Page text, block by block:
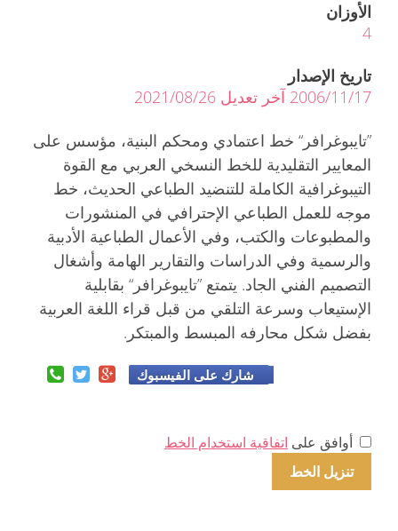
الأوزان
4
تاريخ الإصدار
2006/11/17 آخر تعديل 2021/08/26
”تايبوغرافر“ خط اعتمادي ومحكم البنية، مؤسس على
المعايير التقليدية للخط النسخي العربي مع القوة
التيبوغرافية الكاملة للتنضيد الطباعي الحديث، خط
موجه للعمل الطباعي الإحترافي في المنشورات
والمطبوعات والكتب، وفي الأعمال الطباعية الأدبية
والرسمية وفي الدراسات والتقارير الهامة وأشغال
التصميم الفني الجاد. يتمتع ”تايبوغرافر“ بقابلية
الإستيعاب وسرعة التلقي من قبل قراء اللغة العربية
بفضل شكل محارفه المبسط والمبتكر.
شارك على الفيسبوك
أوافق على اتفاقية استخدام الخط